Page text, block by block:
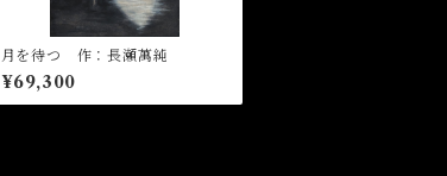
月を待つ 作：長瀬萬純
¥69,300